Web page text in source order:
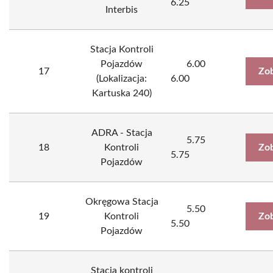
Interbis
6.25
17
Stacja Kontroli
Pojazdów
(Lokalizacja:
Kartuska 240)
6.00
6.00
18
ADRA - Stacja
Kontroli
Pojazdów
5.75
5.75
19
Okręgowa Stacja
Kontroli
Pojazdów
5.50
5.50
Stacja kontroli